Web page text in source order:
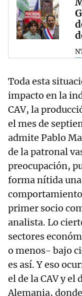
Toda esta
impacto en la
CAV, la
el mes de
admite Pablo
de la patronal
preocupación,
forma nítida
comportamiento
primer socio
analista. Lo
sectores
o menos- bajo
es así. Y eso
el de la CAV y el
Alemania,